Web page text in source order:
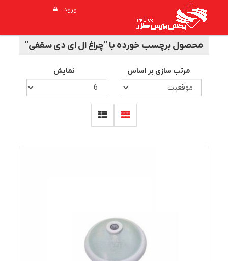
ورود
محصول برچسب خورده با "چراغ ال ای دی سقفی"
مرتب سازی بر اساس نمایش